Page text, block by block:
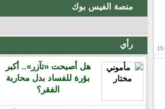
منصة الفيس بوك
رأي
هل أصبحت «تآزر».. أكبر
بؤرة للفساد بدل محاربة
الفقر؟